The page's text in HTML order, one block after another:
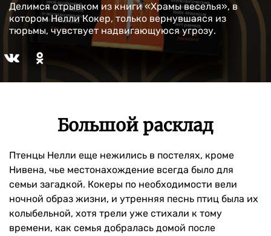
Делимся отрывком из книги «Храмы веселья», в
котором Нелли Кокер, только вернувшаяся из
тюрьмы, чувствует надвигающуюся угрозу.
Большой расклад
Птенцы Нелли еще нежились в постелях, кроме
Нивена, чье местонахождение всегда было для
семьи загадкой. Кокеры по необходимости вели
ночной образ жизни, и утренняя песнь птиц была их
колыбельной, хотя трели уже стихали к тому
времени, как семья добралась домой после